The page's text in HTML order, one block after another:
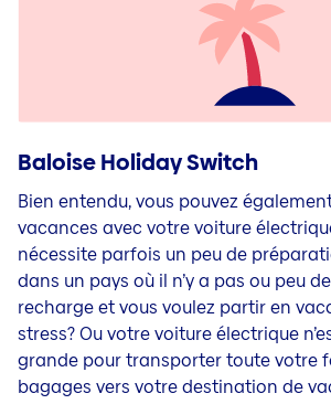
Baloise Holiday Switch
Bien entendu, vous pouvez
vacances avec votre voiture
nécessite parfois un peu de
dans un pays où il n’y a pas ou peu
recharge et vous voulez partir en
stress? Ou votre voiture électrique
grande pour transporter toute votre
bagages vers votre destination de